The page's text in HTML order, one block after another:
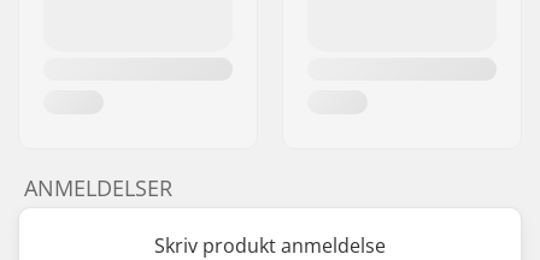
ANMELDELSER
Skriv produkt anmeldelse